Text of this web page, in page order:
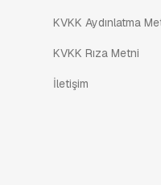
KVKK Aydınlatma
KVKK Rıza Metni
İletişim